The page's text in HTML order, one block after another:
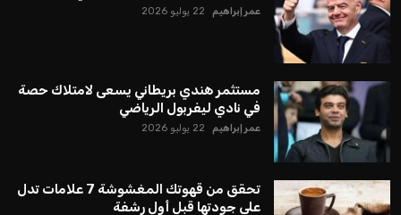
عمر إبراهيم 22 يوليو 2026
مستثمر هندي بريطاني يسعى لامتلاك حصة
في نادي ليفربول الرياضي
عمر إبراهيم 22 يوليو 2026
تحقق من قهوتك المغشوشة 7 علامات تدل
على جودتها قبل أول رشفة